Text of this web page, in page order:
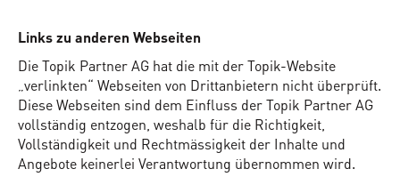
Links zu anderen Webseiten
Die Topik Partner AG hat die mit der Topik-Website
„verlinkten“ Webseiten von Drittanbietern nicht überprüft.
Diese Webseiten sind dem Einfluss der Topik Partner AG
vollständig entzogen, weshalb für die Richtigkeit,
Vollständigkeit und Rechtmässigkeit der Inhalte und
Angebote keinerlei Verantwortung übernommen wird.